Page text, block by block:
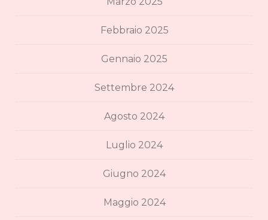
Febbraio 2025
Gennaio 2025
Settembre 2024
Agosto 2024
Luglio 2024
Giugno 2024
Maggio 2024